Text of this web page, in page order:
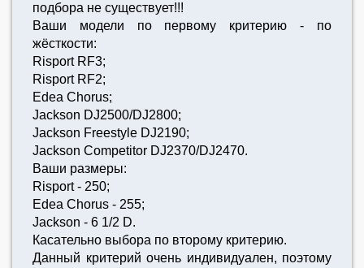
подбора не существует!!!
Ваши модели по первому критерию - по
жёсткости:
Risport RF3;
Risport RF2;
Edea Chorus;
Jackson DJ2500/DJ2800;
Jackson Freestyle DJ2190;
Jackson Competitor DJ2370/DJ2470.
Ваши размеры:
Risport - 250;
Edea Chorus - 255;
Jackson - 6 1/2 D.
Касательно выбора по второму критерию.
Данный критерий очень индивидуален, поэтому